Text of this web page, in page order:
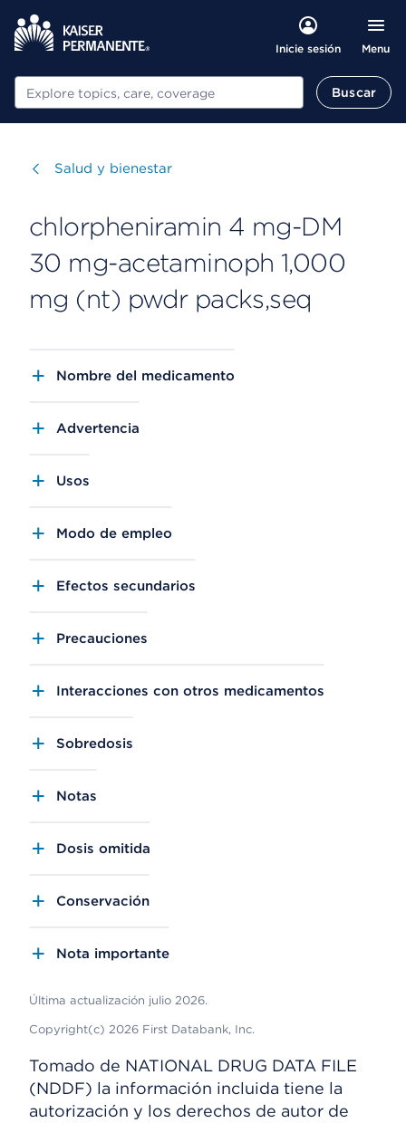
Inicie sesión Menu
Buscar Buscar
Visitar
Salud y bienestar
chlorpheniramin 4 mg-DM
30 mg-acetaminoph 1,000
mg (nt) pwdr packs,seq
Nombre del medicamento
Advertencia
Usos
Modo de empleo
Efectos secundarios
Precauciones
Interacciones con otros medicamentos
Sobredosis
Notas
Dosis omitida
Conservación
Nota importante
Última actualización julio 2026.
Copyright(c) 2026 First Databank, Inc.
Tomado de NATIONAL DRUG DATA FILE
(NDDF) la información incluida tiene la
autorización y los derechos de autor de